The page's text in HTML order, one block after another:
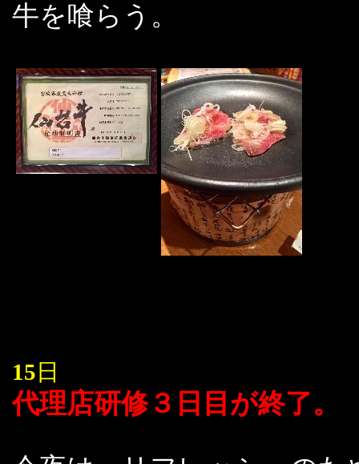
牛を喰らう。
15 日
代理店研修３日目が終了。